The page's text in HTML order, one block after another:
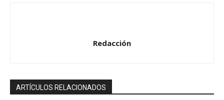
Redacción
ARTÍCULOS RELACIONADOS